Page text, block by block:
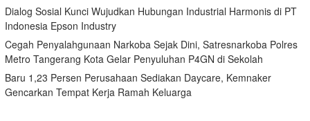
Dialog Sosial Kunci Wujudkan Hubungan Industrial Harmonis di PT
Indonesia Epson Industry
Cegah Penyalahgunaan Narkoba Sejak Dini, Satresnarkoba Polres
Metro Tangerang Kota Gelar Penyuluhan P4GN di Sekolah
Baru 1,23 Persen Perusahaan Sediakan Daycare, Kemnaker
Gencarkan Tempat Kerja Ramah Keluarga